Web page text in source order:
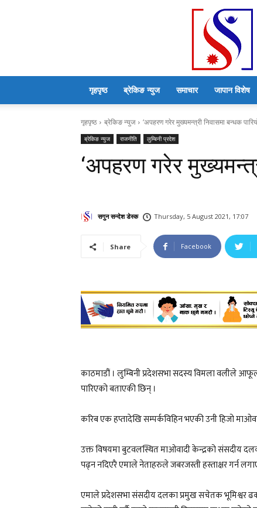
गृहपृष्ठ ब्रेकिङ न्युज समाचार जापान विशेष
गृहपृष्ठ ब्रेकिङ न्युज ‘अपहरण गरेर मुख्यमन्त्री निवासमा बन्धक
ब्रेकिङ न्युज राजनीति लुम्बिनी प्रदेश
‘अपहरण गरेर
सगुन सन्देश डेस्क Thursday, 5 August 2021, 17:07
Share Facebook
काठमाडौं । लुम्बिनी प्रदेशसभा सदस्य विमला वलीले
पारिएको बताएकी छिन् ।
करिब एक हप्तादेखि सम्पर्कविहिन भएकी उनी हिजो
उक्त विषयमा बुटवलस्थित माओवादी केन्द्रको संसदीय
पढ्न नदिएरै एमाले नेताहरुले जबरजस्ती हस्ताक्षर गर्न
एमाले प्रदेशसभा संसदीय दलका प्रमुख सचेतक भूमिश्वर